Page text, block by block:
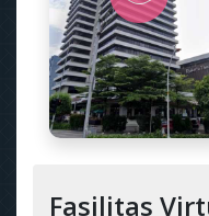
Fasilitas